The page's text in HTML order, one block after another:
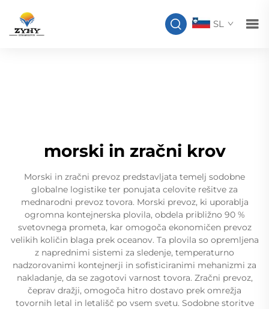
SL
morski in zračni krov
Morski in zračni prevoz predstavljata temelj sodobne
globalne logistike ter ponujata celovite rešitve za
mednarodni prevoz tovora. Morski prevoz, ki uporablja
ogromna kontejnerska plovila, obdela približno 90 %
svetovnega prometa, kar omogoča ekonomičen prevoz
velikih količin blaga prek oceanov. Ta plovila so opremljena
z naprednimi sistemi za sledenje, temperaturno
nadzorovanimi kontejnerji in sofisticiranimi mehanizmi za
nakladanje, da se zagotovi varnost tovora. Zračni prevoz,
čeprav dražji, omogoča hitro dostavo prek omrežja
tovornih letal in letališč po vsem svetu. Sodobne storitve